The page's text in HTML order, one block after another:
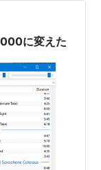
に変えた